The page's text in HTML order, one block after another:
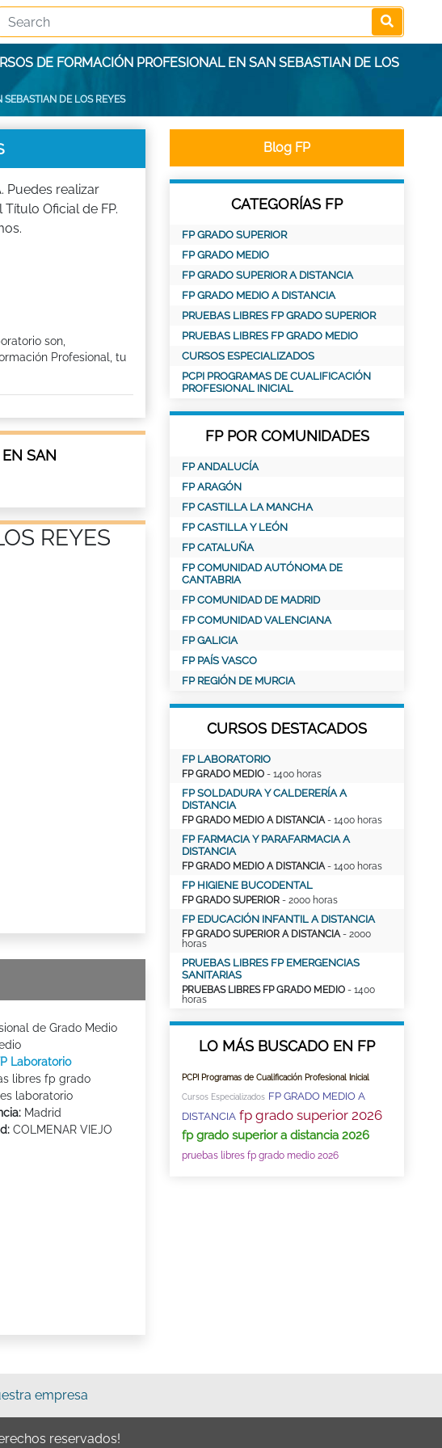
DE FORMACIÓN PROFESIONAL EN SAN SEBASTIAN DE LOS
SEBASTIAN DE LOS REYES
Puedes realizar
Oficial de FP.
son,
Profesional, tu
SAN
REYES
de Grado Medio
Laboratorio
libres fp grado
laboratorio
Madrid
COLMENAR VIEJO
Blog FP
CATEGORÍAS FP
FP GRADO SUPERIOR
FP GRADO MEDIO
FP GRADO SUPERIOR A DISTANCIA
FP GRADO MEDIO A DISTANCIA
PRUEBAS LIBRES FP GRADO SUPERIOR
PRUEBAS LIBRES FP GRADO MEDIO
CURSOS ESPECIALIZADOS
PCPI PROGRAMAS DE CUALIFICACIÓN
PROFESIONAL INICIAL
FP POR COMUNIDADES
FP ANDALUCÍA
FP ARAGÓN
FP CASTILLA LA MANCHA
FP CASTILLA Y LEÓN
FP CATALUÑA
FP COMUNIDAD AUTÓNOMA DE
CANTABRIA
FP COMUNIDAD DE MADRID
FP COMUNIDAD VALENCIANA
FP GALICIA
FP PAÍS VASCO
FP REGIÓN DE MURCIA
CURSOS DESTACADOS
FP LABORATORIO
FP GRADO MEDIO - 1400 horas
FP SOLDADURA Y CALDERERÍA A
DISTANCIA
FP GRADO MEDIO A DISTANCIA- 1400 horas
FP FARMACIA Y PARAFARMACIA A
DISTANCIA
FP GRADO MEDIO A DISTANCIA- 1400 horas
FP HIGIENE BUCODENTAL
FP GRADO SUPERIOR - 2000 horas
FP EDUCACIÓN INFANTIL A DISTANCIA
FP GRADO SUPERIOR A DISTANCIA- 2000
horas
PRUEBAS LIBRES FP EMERGENCIAS
SANITARIAS
PRUEBAS LIBRES FP GRADO MEDIO - 1400
horas
LO MÁS BUSCADO EN FP
PCPI Programas de Cualificación Profesional Inicial
Cursos Especializados FP GRADO MEDIO A
DISTANCIA fp grado superior 2026
fp grado superior a distancia 2026
pruebas libres fp grado medio 2026
empresa
reservados!